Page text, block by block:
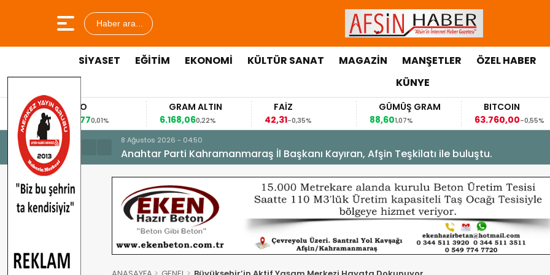
Haber ara...
SİYASET EĞİTİM EKONOMİ KÜLTÜR SANAT MAGAZİN MANŞETLER ÖZEL HABER
KÜNYE
EURO
53,84770,01%
GRAM ALTIN
6.168,06
0,22%
FAİZ
-0,35%
GÜMÜŞ GRAM
1,07%
BITCOIN
63.760,00-0,55%
8 Ağustos 2026 - 04:50
Anahtar Parti Kahramanmaraş İl Başkanı Kayıran, Afşin Teşkilatı ile buluştu.